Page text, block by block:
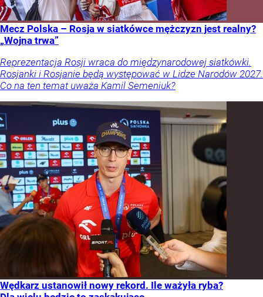
Mecz Polska – Rosja w siatkówce mężczyzn jest realny?
„Wojna trwa”
Reprezentacja Rosji wraca do międzynarodowej siatkówki.
Rosjanki i Rosjanie będą występować w Lidze Narodów 2027.
Co na ten temat uważa Kamil Semeniuk?
Wędkarz ustanowił nowy rekord. Ile ważyła ryba?